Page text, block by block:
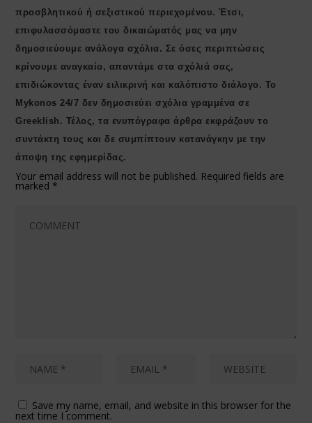
προσβλητικού ή σεξιστικού περιεχομένου. Έτσι,
επιφυλασσόμαστε του δικαιώματός μας να μην
δημοσιεύουμε ανάλογα σχόλια. Σε όσες περιπτώσεις
κρίνουμε αναγκαίο, απαντάμε στα σχόλιά σας,
επιδιώκοντας έναν ειλικρινή και καλόπιστο διάλογο. Το
Μykonos 24/7 δεν δημοσιεύει σχόλια γραμμένα σε
Greeklish. Τέλος, τα ενυπόγραφα άρθρα εκφράζουν το
συντάκτη τους και δε συμπίπτουν κατανάγκην με την
άποψη της εφημερίδας.
Your email address will not be published. Required fields are
marked *
Save my name, email, and website in this browser for the
next time I comment.